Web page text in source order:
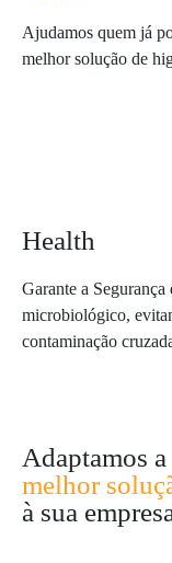
Ajudamos quem já
melhor solução de
Health
Garante a
microbiológico,
contaminação
Adaptamos a
melhor
à sua